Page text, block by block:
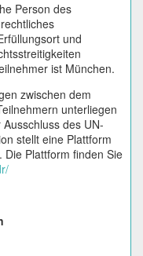
Person des
und
ist München.
zwischen dem
unterliegen
des UN-
stellt eine Plattform
Plattform finden Sie